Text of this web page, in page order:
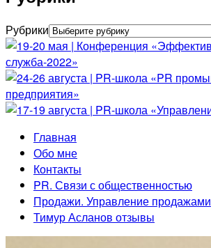
Рубрики
Главная
Обо мне
Контакты
PR. Связи с общественностью
Продажи. Управление продажами
Тимур Асланов отзывы